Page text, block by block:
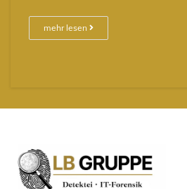
mehr lesen